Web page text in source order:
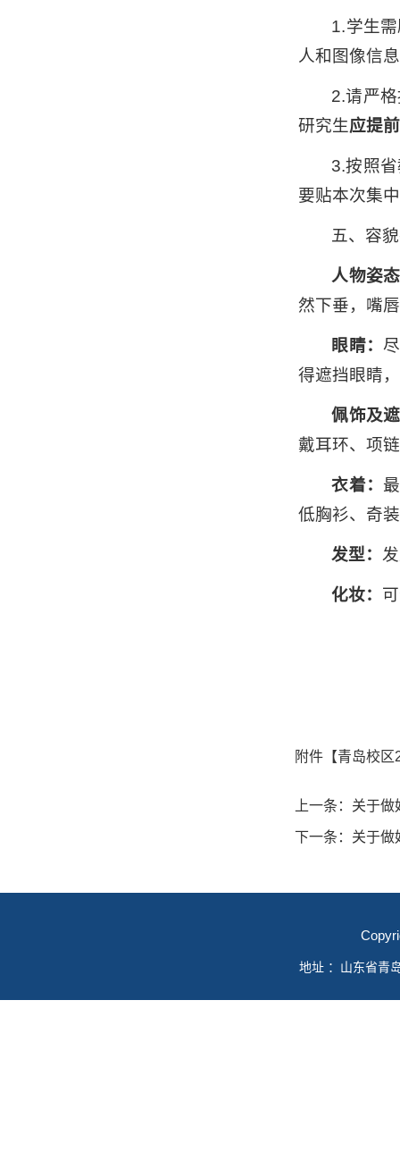
1.学生
人和图像信
2.请严
研究生应提前
3.按照
要贴本次集
五、容
人物姿
然下垂，嘴
眼睛：
得遮挡眼睛
佩饰及
戴耳环、项
衣着：
低胸衫、奇
发型：
化妆：
附件【青岛校区
上一条： 关于做
下一条： 关于做
地址 ：山东省青